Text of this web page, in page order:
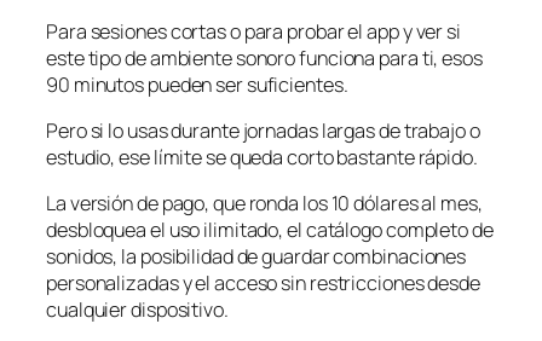
Para sesiones cortas o para probar el app y ver si
este tipo de ambiente sonoro funciona para ti, esos
90 minutos pueden ser suficientes.
Pero si lo usas durante jornadas largas de trabajo o
estudio, ese límite se queda corto bastante rápido.
La versión de pago, que ronda los 10 dólares al mes,
desbloquea el uso ilimitado, el catálogo completo de
sonidos, la posibilidad de guardar combinaciones
personalizadas y el acceso sin restricciones desde
cualquier dispositivo.